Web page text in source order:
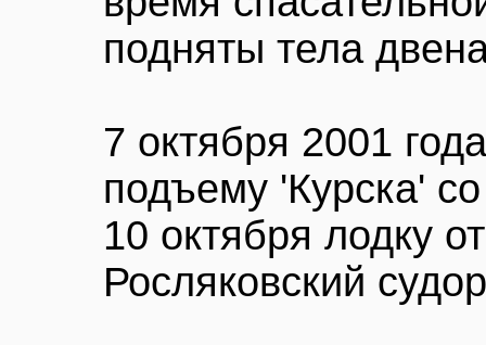
подняты тела
7 октября 2001
подъему 'Курска'
10 октября лодку
Росляковский